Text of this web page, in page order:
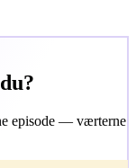
episode — værterne